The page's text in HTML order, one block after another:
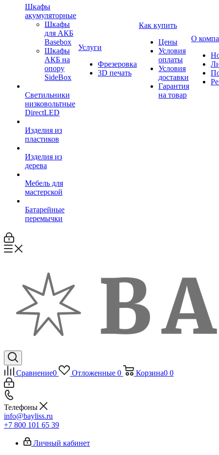
Шкафы
акумуляторные
Шкафы
для АКБ
Basebox
Шкафы
АКБ на
опору
SideBox
Светильники
низковольтные
DirectLED
Изделия из
пластиков
Изделия из
дерева
Мебель для
мастерской
Батарейные
перемычки
Услуги
Фрезеровка
3D печать
Как купить
Цены
Условия
оплаты
Условия
доставки
Гарантия
на товар
О
Сравнение0 Отложенные 0 Корзина0 0
Телефоны
info@bayliss.ru
+7 800 101 65 39
Личный кабинет